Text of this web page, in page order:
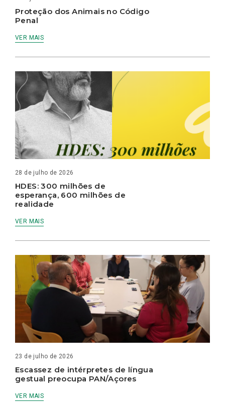
Proteção dos Animais no Código
Penal
VER MAIS
28 de julho de 2026
HDES: 300 milhões de
esperança, 600 milhões de
realidade
VER MAIS
23 de julho de 2026
Escassez de intérpretes de língua
gestual preocupa PAN/Açores
VER MAIS